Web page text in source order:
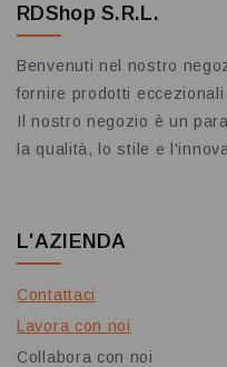
RDShop S.R.L.
Benvenuti nel nostro
fornire prodotti
Il nostro negozio è un
la qualità, lo stile e
L'AZIENDA
Contattaci
Lavora con noi
Collabora con noi